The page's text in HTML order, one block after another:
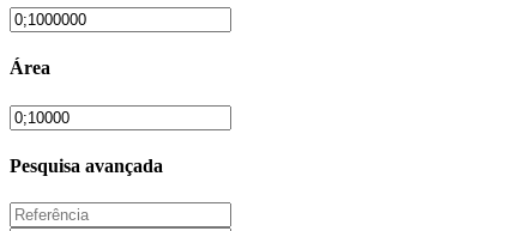
Área
Pesquisa avançada